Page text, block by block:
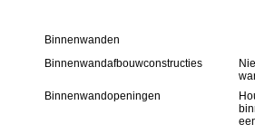
Binnenwanden
Binnenwandafbouwconstructies
Binnenwandopeningen